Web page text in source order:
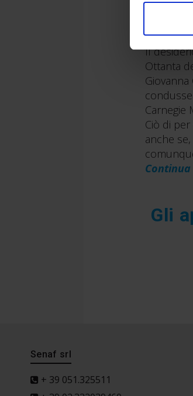
Il
Ottanta
Carnegie
Ciò di
anche
Gli
Senaf srl
+ 39 051.325511